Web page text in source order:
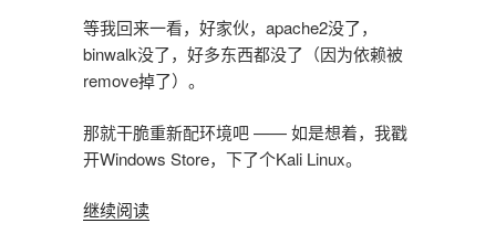
流
流
流
流”
等我回来一看，好家伙，apache2没了，
binwalk没了，好多东西都没了（因为依赖被
remove掉了）。
那就干脆重新配环境吧 —— 如是想着，我戳
开Windows Store，下了个Kali Linux。
继续阅读“Kali